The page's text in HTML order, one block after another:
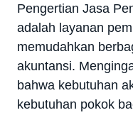
Pengertian Jasa
adalah layanan
memudahkan
akuntansi.
bahwa kebutuhan
kebutuhan pokok